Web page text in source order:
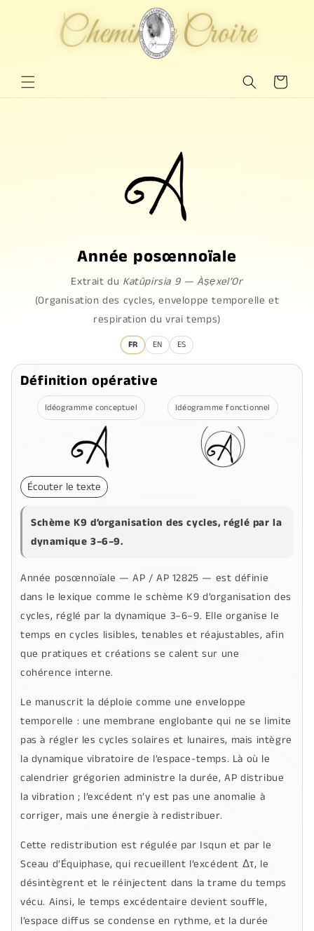
contenuChemin de Croire
Chemin de Croire
Panier
Année posœnnoïale
Extrait du Katûpirsia 9 — Àṣẹxel’Or
(Organisation des cycles, enveloppe temporelle et
respiration du vrai temps)
FR EN ES
Définition opérative
Idéogramme conceptuel Idéogramme fonctionnel
Écouter le texte
Schème K9 d’organisation des cycles, réglé par la
dynamique 3–6–9.
Année posœnnoïale —AP / AP 12825 — est définie
dans le lexique comme le schème K9 d’organisation des
cycles, réglé par la dynamique 3–6–9. Elle organise le
temps en cycles lisibles, tenables et réajustables, afin
que pratiques et créations se calent sur une
cohérence interne.
Le manuscrit la déploie comme une enveloppe
temporelle : une membrane englobante qui ne se limite
pas à régler les cycles solaires et lunaires, mais intègre
la dynamique vibratoire de l’espace-temps. Là où le
calendrier grégorien administre la durée,AP distribue
la vibration ; l’excédent n’y est pas une anomalie à
corriger, mais une énergie à redistribuer.
Cette redistribution est régulée par Isqun et par le
Sceau d’Équiphase, qui recueillent l’excédent Δτ, le
désintègrent et le réinjectent dans la trame du temps
vécu. Ainsi, le temps excédentaire devient souffle,
l’espace diffus se condense en rythme, et la durée